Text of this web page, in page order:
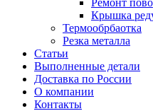
Ремонт
Крышка
Термообрбаотка
Резка металла
Статьи
Выполненные детали
Доставка по России
О компании
Контакты